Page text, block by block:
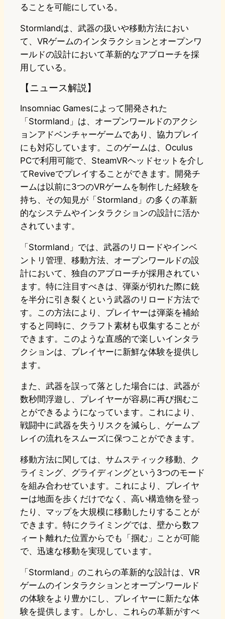
ることを可能にしている。
Stormlandは、武器の扱いや移動方法におい
て、VRゲームのインタラクションとオープンワ
ールドの設計において革新的なアプローチを採
用している。
【ニュース解説】
Insomniac Gamesによって開発された
「Stormland」は、オープンワールドのアクシ
ョンアドベンチャーゲームであり、協力プレイ
にも対応しています。このゲームは、Oculus
PCで利用可能で、SteamVRヘッドセットを介し
てReviveでプレイすることができます。開発チ
ームは以前に3つのVRゲームを制作した経験を
持ち、その知見が「Stormland」の多くの革新
的なシステムやインタラクションの設計に活か
されています。
「Stormland」では、武器のリロードやインベ
ントリ管理、移動方法、オープンワールドの設
計において、独自のアプローチが採用されてい
ます。特に注目すべきは、弾薬が切れた際に銃
を半分に引き裂くという武器のリロード方法で
す。この方法により、プレイヤーは弾薬を補給
すると同時に、クラフト素材も収集することが
できます。このような直感的で楽しいインタラ
クションは、プレイヤーに新鮮な体験を提供し
ます。
また、武器を誤って落とした場合には、武器が
数秒間浮遊し、プレイヤーが容易に再び掴むこ
とができるようになっています。これにより、
戦闘中に武器を失うリスクを減らし、ゲームプ
レイの流れをスムーズに保つことができます。
移動方法に関しては、サムスティック移動、ク
ライミング、グライディングという3つのモード
を組み合わせています。これにより、プレイヤ
ーは地面を歩くだけでなく、高い構造物を登っ
たり、マップを大規模に移動したりすることが
できます。特にクライミングでは、壁から数フ
ィート離れた位置からでも「掴む」ことが可能
で、迅速な移動を実現しています。
「Stormland」のこれらの革新的な設計は、VR
ゲームのインタラクションとオープンワールド
の体験をより豊かにし、プレイヤーに新たな体
験を提供します。しかし、これらの革新がすべ